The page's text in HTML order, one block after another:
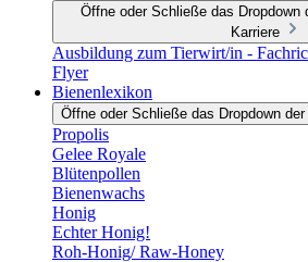
Öffne oder Schließe das Dropdown
Karriere
Ausbildung zum Tierwirt/in -
Flyer
Bienenlexikon
Öffne oder Schließe das Dropdown
Propolis
Gelee Royale
Blütenpollen
Bienenwachs
Honig
Echter Honig!
Roh-Honig/ Raw-Honey